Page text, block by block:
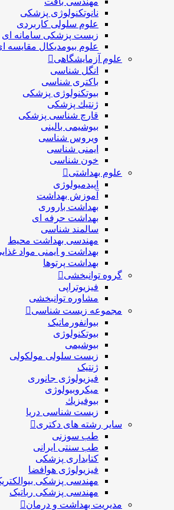
نانوتکنولوژی پزشکی
علوم سلولی کاربردی
زیست پزشکی سامانه ای
علوم بیومدیکال مقایسه
علوم آزمایشگاهی
انگل شناسی
باکتری شناسی
بیوتکنولوژی پزشکی
ژنتيك پزشکی
قارچ شناسی پزشكی
بیوشیمی بالینی
ویروس شناسی
ایمنی شناسی
خون شناسی
علوم بهداشتی
اپیدمیولوژی
آموزش بهداشت
بهداشت باروری
بهداشت حرفه ای
سالمند شناسی
مهندسی بهداشت محيط
بهداشت و ایمنی مواد
بهداشت پرتوها
گروه توانبخشی
فیزیوتراپی
مشاوره توانبخشی
مجموعه زیست شناسی
بیوانفورماتیک
بیوتکنولوژی
بیوشیمی
زیست سلولی مولکولی
ژنتیک
فیزیولوژی جانوری
میکروبیولوژی
بيوفيزيك
زیست شناسی دریا
سایر رشته های دکتری
طب سوزنی
طب سنتی ایرانی
کتابداری پزشکی
فیزیولوژی هوافضا
مهندسی پزشکی
مهندسی پزشکی رباتیک
مدیریت بهداشت و درمان